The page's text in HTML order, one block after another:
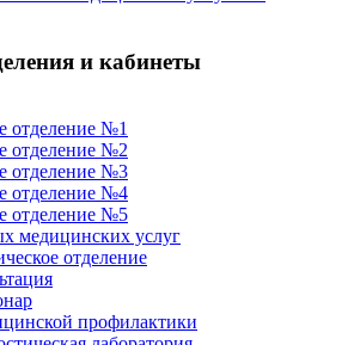
и кабинеты
отделение №1
отделение №2
отделение №3
отделение №4
отделение №5
медицинских услуг
отделение
профилактики